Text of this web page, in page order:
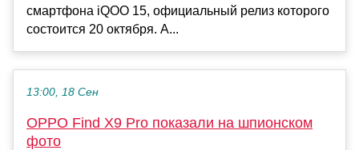
смартфона iQOO 15, официальный релиз которого
состоится 20 октября. А...
13:00, 18 Сен
OPPO Find X9 Pro показали на шпионском
фото